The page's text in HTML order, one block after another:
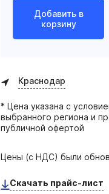
Добавить в
корзину
Краснодар
* Цена указана с
выбранного региона и
публичной офертой
Цены (с НДС) были
Скачать прайс-лист